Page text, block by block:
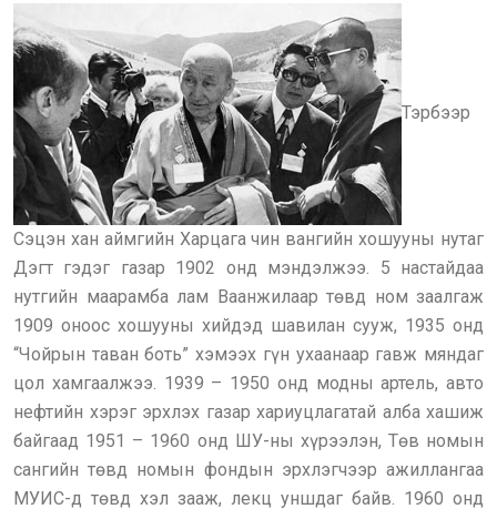
Тэрбээр
Сэцэн хан аймгийн Харцага чин вангийн хошууны нутаг
Дэгт гэдэг газар 1902 онд мэндэлжээ. 5 настайдаа
нутгийн маарамба лам Ваанжилаар төвд ном заалгаж
1909 оноос хошууны хийдэд шавилан сууж, 1935 онд
“Чойрын таван боть” хэмээх гүн ухаанаар гавж мяндаг
цол хамгаалжээ. 1939 – 1950 онд модны артель, авто
нефтийн хэрэг эрхлэх газар хариуцлагатай алба хашиж
байгаад 1951 – 1960 онд ШУ-ны хүрээлэн, Төв номын
сангийн төвд номын фондын эрхлэгчээр ажиллангаа
МУИС-д төвд хэл зааж, лекц уншдаг байв. 1960 онд